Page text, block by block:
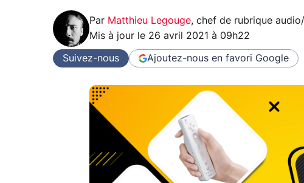
Par Matthieu Legouge, chef de rubrique
Mis à jour le 26 avril 2021 à 09h22
Suivez-nous Ajoutez-nous en favori Google